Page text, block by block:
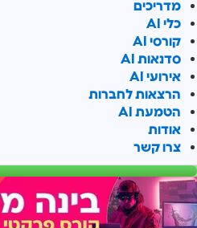
מדריכים
כלי AI
קורסי AI
סדנאות AI
אירועי AI
הרצאות לחברות
הטמעת AI
אודות
צרו קשר